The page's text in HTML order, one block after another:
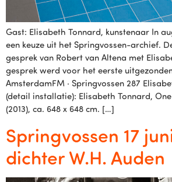
Gast: Elisabeth Tonnard, kunstenaar In
een keuze uit het Springvossen-archief.
gesprek van Robert van Altena met
gesprek werd voor het eerste
AmsterdamFM · Springvossen 287
(detail installatie): Elisabeth Tonnard,
(2013), ca. 648 x 648 cm. […]
Springvossen 17
dichter W.H. Auden